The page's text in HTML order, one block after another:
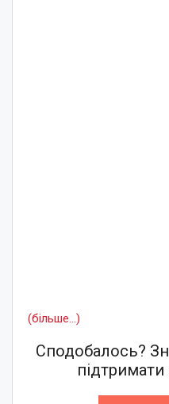
(більше…)
Сподобалось?